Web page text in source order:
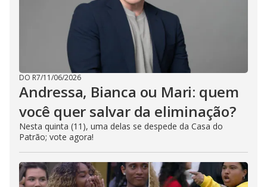
DO R7/11/06/2026
Andressa, Bianca ou Mari: quem
você quer salvar da eliminação?
Nesta quinta (11), uma delas se despede da Casa do
Patrão; vote agora!